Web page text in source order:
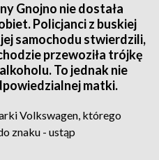
Gnojno nie dostała
Policjanci z buskiej
samochodu stwierdzili,
przewoziła trójkę
To jednak nie
matki.
Volkswagen, którego
znaku - ustąp